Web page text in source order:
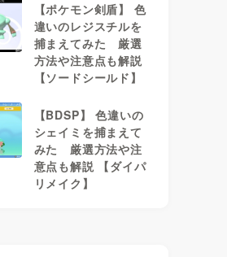
【ポケモン剣盾】 色
違いのレジスチルを
捕まえてみた 厳選
方法や注意点も解説
【ソードシールド】
【BDSP】 色違いの
シェイミを捕まえて
みた 厳選方法や注
意点も解説 【ダイパ
リメイク】